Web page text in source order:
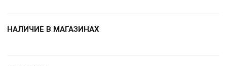
НАЛИЧИЕ В МАГАЗИНАХ